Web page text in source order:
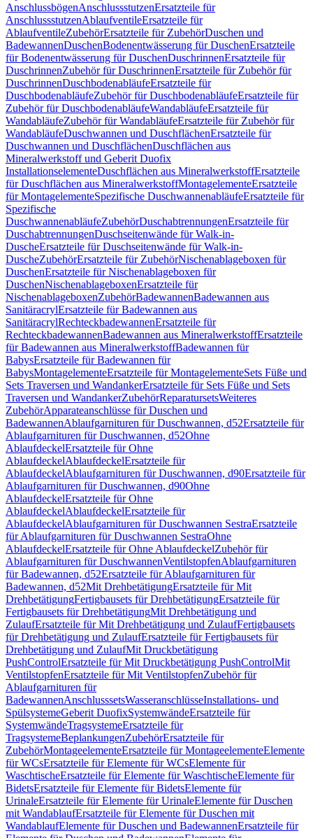
AnschlussbögenAnschlussstutzenErsatzteile für
AnschlussstutzenAblaufventileErsatzteile für
AblaufventileZubehörErsatzteile für ZubehörDuschen und
BadewannenDuschenBodenentwässerung für DuschenErsatzteile
für Bodenentwässerung für DuschenDuschrinnenErsatzteile für
DuschrinnenZubehör für DuschrinnenErsatzteile für Zubehör für
DuschrinnenDuschbodenabläufeErsatzteile für
DuschbodenabläufeZubehör für DuschbodenabläufeErsatzteile für
Zubehör für DuschbodenabläufeWandabläufeErsatzteile für
WandabläufeZubehör für WandabläufeErsatzteile für Zubehör für
WandabläufeDuschwannen und DuschflächenErsatzteile für
Duschwannen und DuschflächenDuschflächen aus
Mineralwerkstoff und Geberit Duofix
InstallationselementeDuschflächen aus MineralwerkstoffErsatzteile
für Duschflächen aus MineralwerkstoffMontagelementeErsatzteile
für MontagelementeSpezifische DuschwannenabläufeErsatzteile für
Spezifische
DuschwannenabläufeZubehörDuschabtrennungenErsatzteile für
DuschabtrennungenDuschseitenwände für Walk-in-
DuscheErsatzteile für Duschseitenwände für Walk-in-
DuscheZubehörErsatzteile für ZubehörNischenablageboxen für
DuschenErsatzteile für Nischenablageboxen für
DuschenNischenablageboxenErsatzteile für
NischenablageboxenZubehörBadewannenBadewannen aus
SanitäracrylErsatzteile für Badewannen aus
SanitäracrylRechteckbadewannenErsatzteile für
RechteckbadewannenBadewannen aus MineralwerkstoffErsatzteile
für Badewannen aus MineralwerkstoffBadewannen für
BabysErsatzteile für Badewannen für
BabysMontagelementeErsatzteile für MontagelementeSets Füße und
Sets Traversen und WandankerErsatzteile für Sets Füße und Sets
Traversen und WandankerZubehörReparatursetsWeiteres
ZubehörApparateanschlüsse für Duschen und
BadewannenAblaufgarnituren für Duschwannen, d52Ersatzteile für
Ablaufgarnituren für Duschwannen, d52Ohne
AblaufdeckelErsatzteile für Ohne
AblaufdeckelAblaufdeckelErsatzteile für
AblaufdeckelAblaufgarnituren für Duschwannen, d90Ersatzteile für
Ablaufgarnituren für Duschwannen, d90Ohne
AblaufdeckelErsatzteile für Ohne
AblaufdeckelAblaufdeckelErsatzteile für
AblaufdeckelAblaufgarnituren für Duschwannen SestraErsatzteile
für Ablaufgarnituren für Duschwannen SestraOhne
AblaufdeckelErsatzteile für Ohne AblaufdeckelZubehör für
Ablaufgarnituren für DuschwannenVentilstopfenAblaufgarnituren
für Badewannen, d52Ersatzteile für Ablaufgarnituren für
Badewannen, d52Mit DrehbetätigungErsatzteile für Mit
DrehbetätigungFertigbausets für DrehbetätigungErsatzteile für
Fertigbausets für DrehbetätigungMit Drehbetätigung und
ZulaufErsatzteile für Mit Drehbetätigung und ZulaufFertigbausets
für Drehbetätigung und ZulaufErsatzteile für Fertigbausets für
Drehbetätigung und ZulaufMit Druckbetätigung
PushControlErsatzteile für Mit Druckbetätigung PushControlMit
VentilstopfenErsatzteile für Mit VentilstopfenZubehör für
Ablaufgarnituren für
BadewannenAnschlusssetsWasseranschlüsseInstallations- und
SpülsystemeGeberit DuofixSystemwändeErsatzteile für
SystemwändeTragsystemeErsatzteile für
TragsystemeBeplankungenZubehörErsatzteile für
ZubehörMontageelementeErsatzteile für MontageelementeElemente
für WCsErsatzteile für Elemente für WCsElemente für
WaschtischeErsatzteile für Elemente für WaschtischeElemente für
BidetsErsatzteile für Elemente für BidetsElemente für
UrinaleErsatzteile für Elemente für UrinaleElemente für Duschen
mit WandablaufErsatzteile für Elemente für Duschen mit
WandablaufElemente für Duschen und BadewannenErsatzteile für